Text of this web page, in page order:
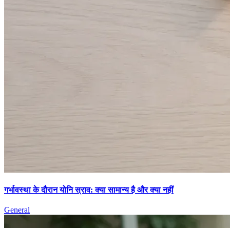
गर्भावस्था के दौरान योनि स्राव: क्या सामान्य है और क्या नहीं
General